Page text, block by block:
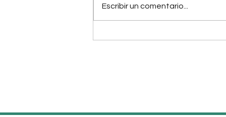
Escribir un comentario...